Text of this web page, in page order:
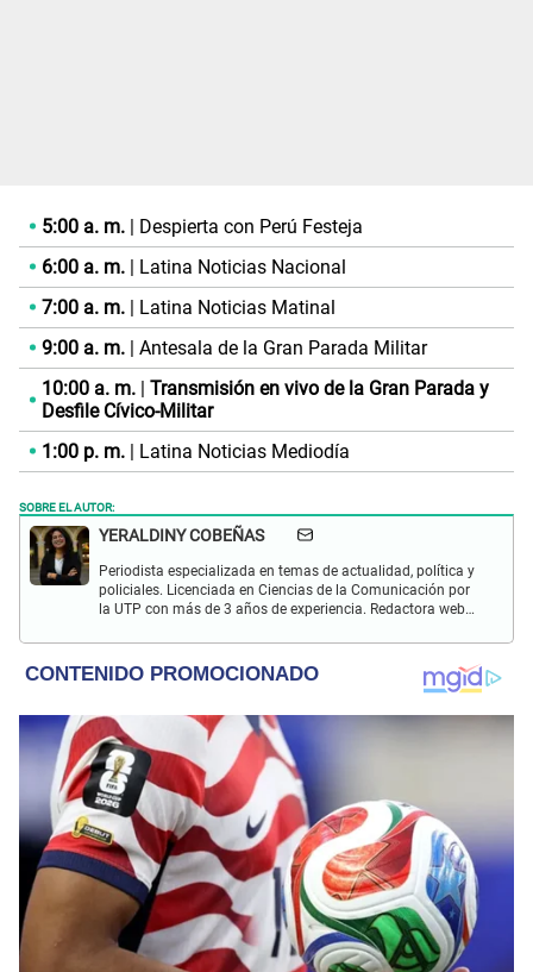
5:00 a. m.| Despierta con Perú Festeja
6:00 a. m.| Latina Noticias Nacional
7:00 a. m.| Latina Noticias Matinal
9:00 a. m.| Antesala de la Gran Parada Militar
10:00 a. m.| Transmisión en vivo de la Gran Parada y
Desfile Cívico-Militar
1:00 p. m.| Latina Noticias Mediodía
SOBRE EL AUTOR:
YERALDINY COBEÑAS
Periodista especializada en temas de actualidad, política y
policiales. Licenciada en Ciencias de la Comunicación por
la UTP con más de 3 años de experiencia. Redactora web
en temas relacionados con misterios, películas y series
policiales.